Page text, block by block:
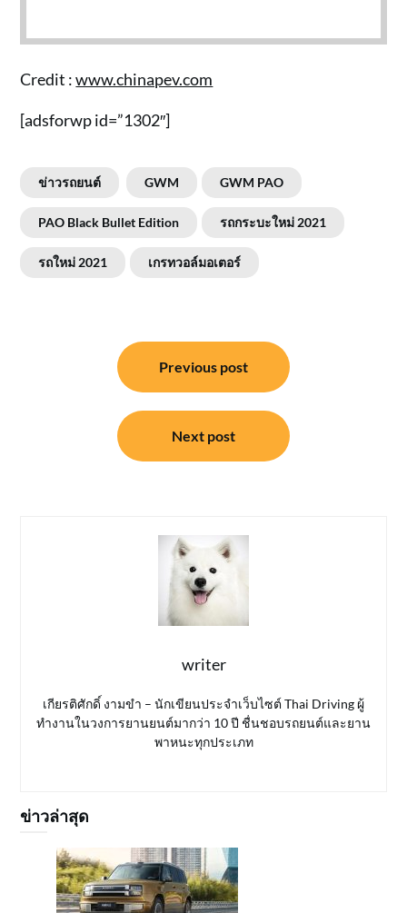
Credit :www.chinapev.com
[adsforwp id=”1302″]
ข่าวรถยนต์ GWM GWM PAO
PAO Black Bullet Edition รถกระบะใหม่ 2021
รถใหม่ 2021 เกรทวอล์มอเตอร์
Previous post
Next post
writer
เกียรติศักดิ์ งามขำ – นักเขียนประจำเว็บไซต์ Thai Driving ผู้
ทำงานในวงการยานยนต์มากว่า 10 ปี ชื่นชอบรถยนต์และยาน
พาหนะทุกประเภท
ข่าวล่าสุด